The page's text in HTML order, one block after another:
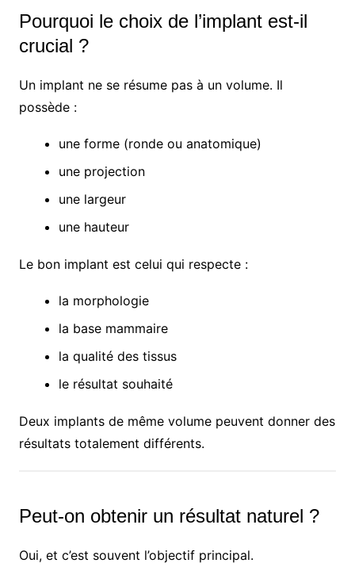
Pourquoi le choix de l’implant est-il
crucial ?
Un implant ne se résume pas à un volume. Il
possède :
une forme (ronde ou anatomique)
une projection
une largeur
une hauteur
Le bon implant est celui qui respecte :
la morphologie
la base mammaire
la qualité des tissus
le résultat souhaité
Deux implants de même volume peuvent donner des
résultats totalement différents.
Peut-on obtenir un résultat naturel ?
Oui, et c’est souvent l’objectif principal.